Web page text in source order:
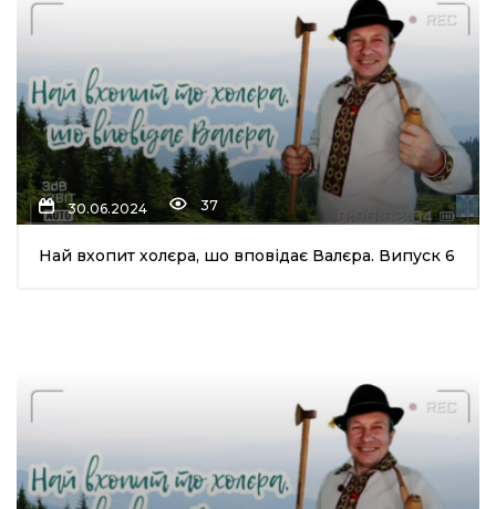
30.06.2024 37
Най вхопит холєра, шо вповідає Валєра. Випуск 6